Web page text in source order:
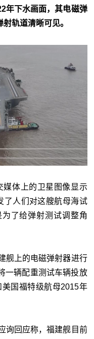
年下水画面，其电磁弹
轨道清晰可见。
媒体上的卫星图像显示
了人们对这艘航母海试
了给弹射测试调整角
舰上的电磁弹射器进行
一辆配重测试车辆投放
国福特级航母2015年
询回应称，福建舰目前